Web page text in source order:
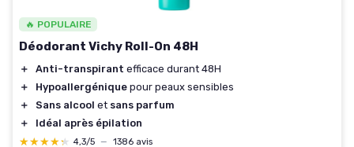
🔥 POPULAIRE
Déodorant Vichy Roll-On 48H
＋ Anti-transpirant efficace durant 48H
＋
Hypoallergénique pour peaux sensibles
＋
Sans alcool et sans parfum
＋
Idéal après épilation
★★★★★
★★★★★ 4,3/5 — 1386 avis